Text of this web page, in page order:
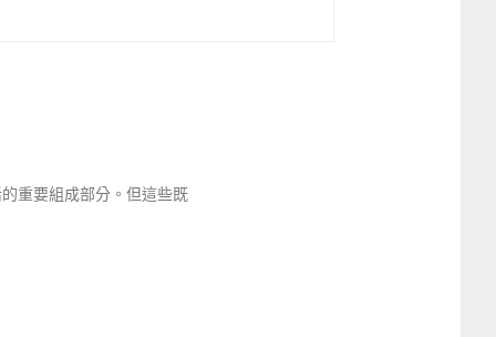
重要組成部分。但這些既